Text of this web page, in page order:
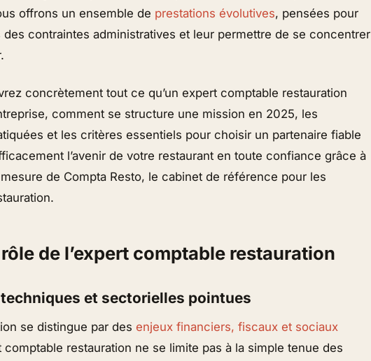
offrons un ensemble de prestations évolutives, pensées pour
des contraintes administratives et leur permettre de se concentrer
concrètement tout ce qu’un expert comptable restauration
comment se structure une mission en 2025, les
et les critères essentiels pour choisir un partenaire fiable
l’avenir de votre restaurant en toute confiance grâce à
de Compta Resto, le cabinet de référence pour les
de l’expert comptable restauration
et sectorielles pointues
se distingue par des enjeux financiers, fiscaux et sociaux
comptable restauration ne se limite pas à la simple tenue des